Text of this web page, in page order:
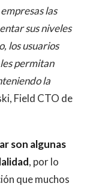
las
sus niveles
los usuarios
permitan
la
Field CTO de
son algunas
, por lo
que muchos